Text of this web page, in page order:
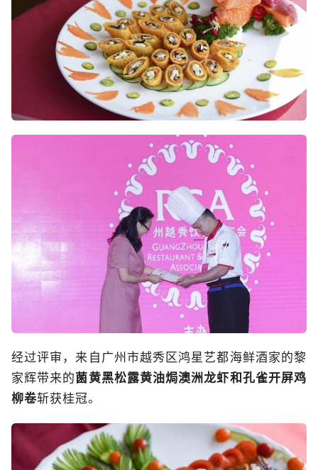
经过评审，来自广州市越秀区鸿星艺都海鲜酒家的黎
家辉带来的菌黄黑松露黄油焗澳洲龙虾和孔雀开屏鸡
柳卷斩获桂冠。